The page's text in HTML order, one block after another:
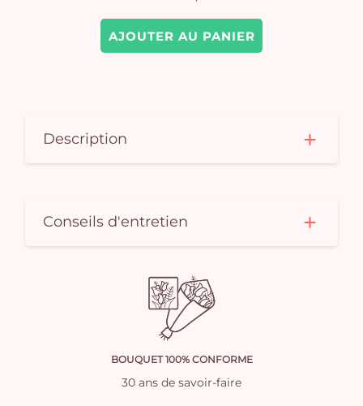
AJOUTER AU PANIER
Description
Conseils d'entretien
BOUQUET 100% CONFORME
30 ans de savoir-faire